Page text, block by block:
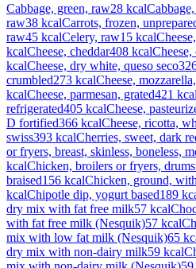
Cabbage, green, raw28 kcal
raw38 kcalCarrots, frozen,
raw45 kcalCelery, raw15 kcal
kcalCheese, cheddar408 kcal
kcalCheese, dry white, queso seco
crumbled273 kcalCheese,
kcalCheese, parmesan, grated421 kcal
refrigerated405 kcalCheese,
D fortified366 kcalCheese, ricotta,
swiss393 kcalCherries, sweet, dark
or fryers, breast, skinless, boneless,
kcalChicken, broilers or fryers,
braised156 kcalChicken, ground,
kcalChipotle dip, yogurt based189
dry mix with fat free milk57 kcal
with fat free milk (Nesquik)57 kcal
mix with low fat milk (Nesquik)65
dry mix with non-dairy milk59 kcal